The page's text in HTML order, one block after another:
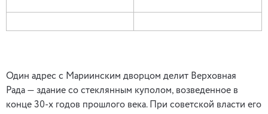
Один адрес с Мариинским дворцом делит Верховная
Рада — здание со стеклянным куполом, возведенное в
конце 30-х годов прошлого века. При советской власти его